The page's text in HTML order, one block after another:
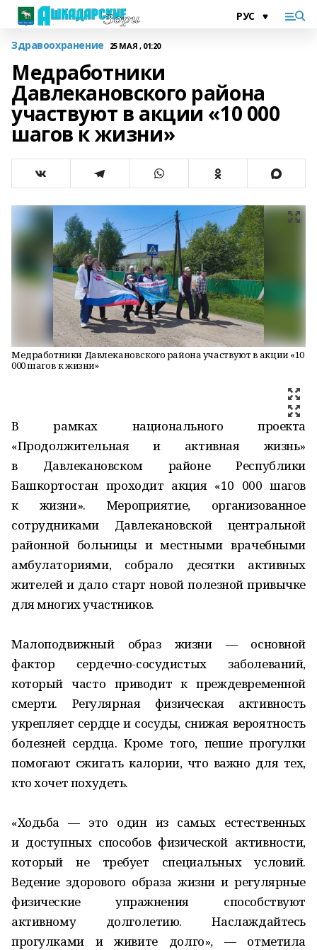
Здравоохранение 25 МАЯ , 01:20
Медработники
Давлекановского района
участвуют в акции «10 000
шагов к жизни»
Медработники Давлекановского района участвуют в акции «10
000 шагов к жизни»
В рамках национального проекта
«Продолжительная и активная жизнь»
в Давлекановском районе Республики
Башкортостан проходит акция «10 000 шагов
к жизни». Мероприятие, организованное
сотрудниками Давлекановской центральной
районной больницы и местными врачебными
амбулаториями, собрало десятки активных
жителей и дало старт новой полезной привычке
для многих участников.
Малоподвижный образ жизни — основной
фактор сердечно-сосудистых заболеваний,
который часто приводит к преждевременной
смерти. Регулярная физическая активность
укрепляет сердце и сосуды, снижая вероятность
болезней сердца. Кроме того, пешие прогулки
помогают сжигать калории, что важно для тех,
кто хочет похудеть.
«Ходьба — это один из самых естественных
и доступных способов физической активности,
который не требует специальных условий.
Ведение здорового образа жизни и регулярные
физические упражнения способствуют
активному долголетию. Наслаждайтесь
прогулками и живите долго», — отметила